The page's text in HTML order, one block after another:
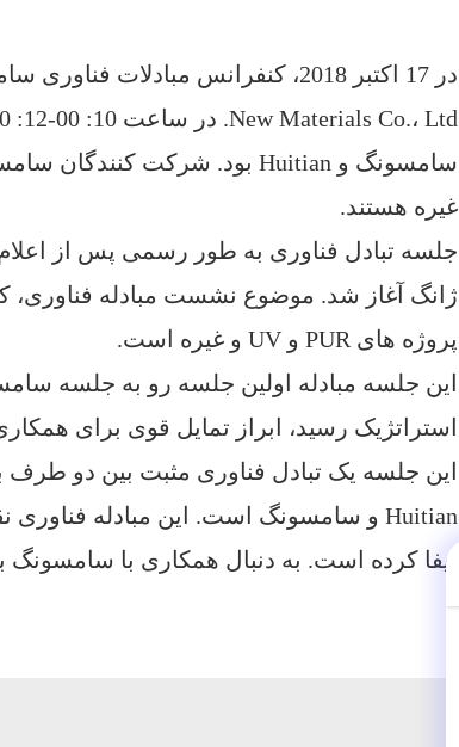
New Materials Co.، Ltd. در ساعت 10: 00-12: 00 برگزار شد.
سامسونگ و Huitian بود.
غیره هستند.
جلسه تبادل فناوری به طور رسمی پس از
ژانگ آغاز شد. موضوع نشست مبادله فناوری،
پروژه های PUR و UV و غیره است.
استراتژیک رسید، ابراز تمایل قوی برای
این جلسه یک تبادل فناوری مثبت بین دو طرف
Huitian و سامسونگ است.
ایفا کرده است. به دنبال همکاری با سامسونگ